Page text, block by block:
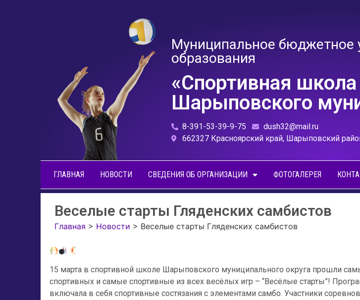
Муниципальное бюджетное
образования
«Спортивная школа
Шарыповского
8-391-53-39-9-75
dush32@mail.ru
662327 Красноярский край, Шарыповский
ГЛАВНАЯ НОВОСТИ СВЕДЕНИЯ ОБ ОРГАНИЗАЦИИ ФОТОГАЛЕРЕЯ
Веселые старты Гляденских самбистов
Главная > Новости > Веселые старты Гляденских самбистов
15 марта в спортивной школе Шарыповского муниципального округа прошли
спортивных и самые спортивные из всех весёлых игр – “Весёлые старты”!
включала в себя спортивные состязания с элементами самбо. Участники